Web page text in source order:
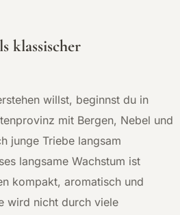
klassischer
willst, beginnst du in
mit Bergen, Nebel und
junge Triebe langsam
langsame Wachstum ist
kompakt, aromatisch und
wird nicht durch viele